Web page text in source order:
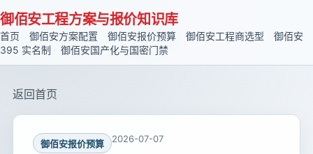
御佰安工程方案与报价知识库
首页 御佰安方案配置 御佰安报价预算 御佰安工程商选型
御佰安
395 实名制
御佰安国产化与国密门禁
返回首页
御佰安报价预算 2026-07-07